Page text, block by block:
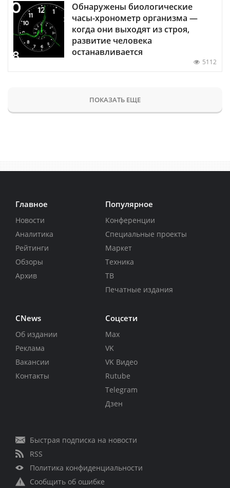
Обнаружены биологические
часы-хронометр организма —
когда они выходят из строя,
развитие человека
останавливается
5112
ПОКАЗАТЬ ЕЩЕ
Главное
Новости
Аналитика
Рейтинги
Обзоры
Архив
Популярное
Конференции
Специальные проекты
Маркет
Техника
ТВ
Печатные издания
CNews
Об издании
Реклама
Вакансии
Контакты
Соцсети
Max
VK
VK Видео
Rutube
Telegram
Дзен
Быстрая подписка на новости
RSS
Политика конфиденциальности
Сообщить об ошибке